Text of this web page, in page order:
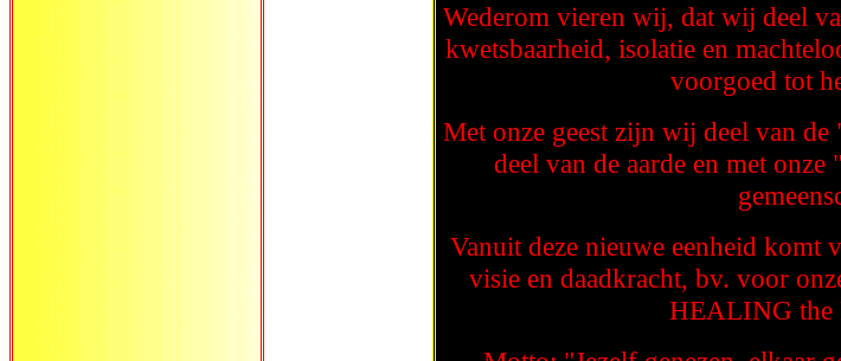
Wederom vieren wij, dat wij deel
kwetsbaarheid, isolatie en
voorgoed tot
Met onze geest zijn wij deel van
deel van de aarde en met
Vanuit deze nieuwe eenheid
visie en daadkracht, bv. voor
HEALING the